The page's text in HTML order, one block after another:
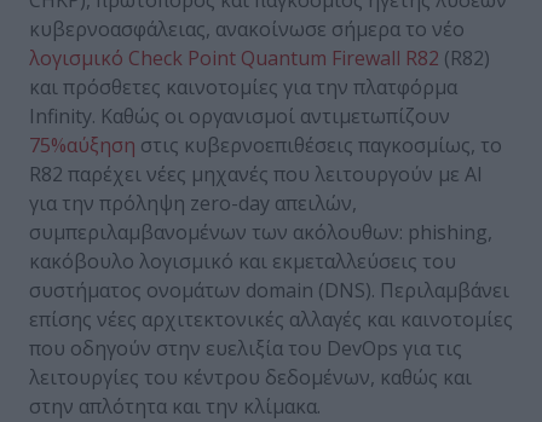
κυβερνοασφάλειας, ανακοίνωσε σήμερα το νέο
λογισμικό Check Point Quantum Firewall R82 (R82)
και πρόσθετες καινοτομίες για την πλατφόρμα
Infinity. Καθώς οι οργανισμοί αντιμετωπίζουν
75%αύξηση στις κυβερνοεπιθέσεις παγκοσμίως, το
R82 παρέχει νέες μηχανές που λειτουργούν με AI
για την πρόληψη zero-day απειλών,
συμπεριλαμβανομένων των ακόλουθων: phishing,
κακόβουλο λογισμικό και εκμεταλλεύσεις του
συστήματος ονομάτων domain (DNS). Περιλαμβάνει
επίσης νέες αρχιτεκτονικές αλλαγές και καινοτομίες
που οδηγούν στην ευελιξία του DevOps για τις
λειτουργίες του κέντρου δεδομένων, καθώς και
στην απλότητα και την κλίμακα.